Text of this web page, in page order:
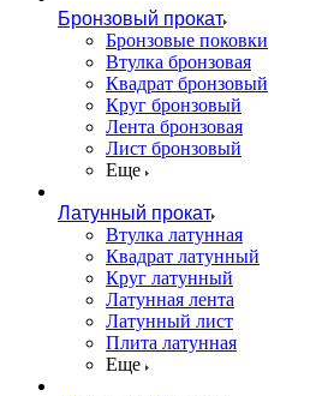
Бронзовый прокат
Бронзовые поковки
Втулка бронзовая
Квадрат бронзовый
Круг бронзовый
Лента бронзовая
Лист бронзовый
Еще
Латунный прокат
Втулка латунная
Квадрат латунный
Круг латунный
Латунная лента
Латунный лист
Плита латунная
Еще